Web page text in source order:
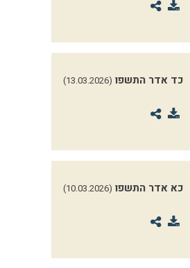
כד אדר התשפו (13.03.2026)
כא אדר התשפו (10.03.2026)